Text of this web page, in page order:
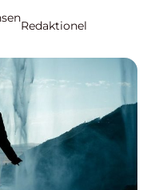
Redaktionel